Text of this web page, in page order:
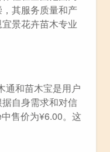
其服务质量和产
景花卉苗木专业
通和苗木宝是用户
自身需求和对信
售价为¥6.00。这